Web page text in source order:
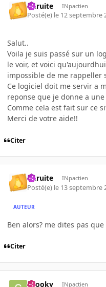
latruite INpactien
Posté(e) le 12 septembre
Salut..
Voila je suis passé sur un
le voir, et voici
impossible de me rappeller
Ce logiciel doit me servir a
reponse que je donne a
Comme cela est fait sur ce
Merci de votre aide!!
Citer
latruite INpactien
Posté(e) le 13 septembre
AUTEUR
Ben alors? me dites pas
Citer
snooky INpactien